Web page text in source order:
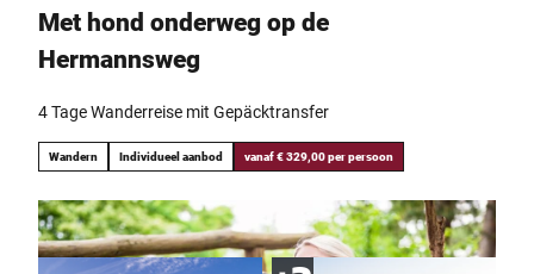
Met hond onderweg op de
Hermannsweg
4 Tage Wanderreise mit Gepäcktransfer
Wandern Individueel aanbod vanaf € 329,00 per persoon